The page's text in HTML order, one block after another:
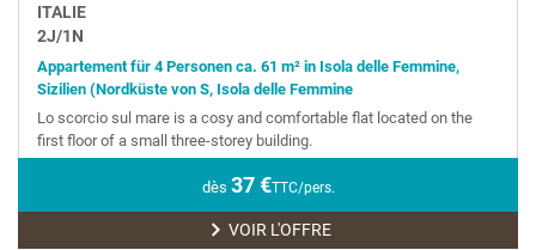
ITALIE
2J/1N
Appartement für 4 Personen ca. 61 m² in Isola delle Femmine,
Sizilien (Nordküste von S, Isola delle Femmine
Lo scorcio sul mare is a cosy and comfortable flat located on the
first floor of a small three-storey building.
dès 37€TTC/pers.
VOIR L'OFFRE